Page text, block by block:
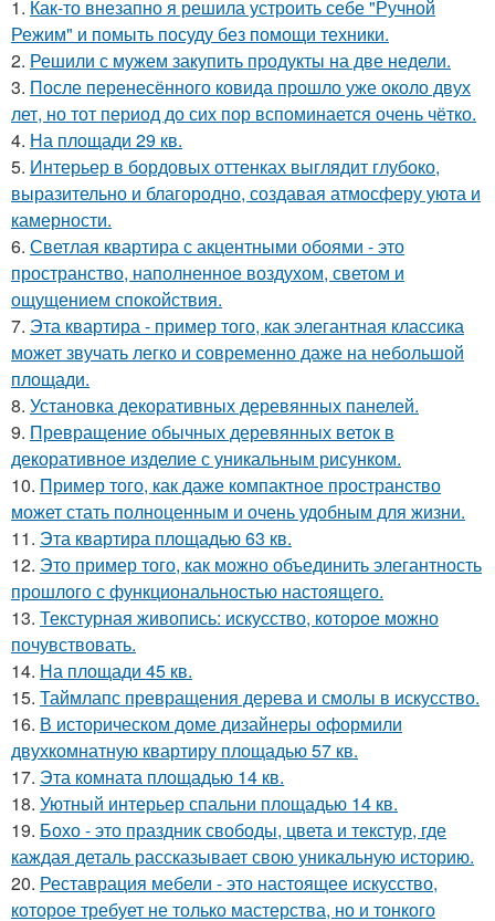
1. Как-то внезапно я решила устроить себе "Ручной
Режим" и помыть посуду без помощи техники.
2. Решили с мужем закупить продукты на две недели.
3. После перенесённого ковида прошло уже около двух
лет, но тот период до сих пор вспоминается очень чётко.
4. На площади 29 кв.
5. Интерьер в бордовых оттенках выглядит глубоко,
выразительно и благородно, создавая атмосферу уюта и
камерности.
6. Светлая квартира с акцентными обоями - это
пространство, наполненное воздухом, светом и
ощущением спокойствия.
7. Эта квартира - пример того, как элегантная классика
может звучать легко и современно даже на небольшой
площади.
8. Установка декоративных деревянных панелей.
9. Превращение обычных деревянных веток в
декоративное изделие с уникальным рисунком.
10. Пример того, как даже компактное пространство
может стать полноценным и очень удобным для жизни.
11. Эта квартира площадью 63 кв.
12. Это пример того, как можно объединить элегантность
прошлого с функциональностью настоящего.
13. Текстурная живопись: искусство, которое можно
почувствовать.
14. На площади 45 кв.
15. Таймлапс превращения дерева и смолы в искусство.
16. В историческом доме дизайнеры оформили
двухкомнатную квартиру площадью 57 кв.
17. Эта комната площадью 14 кв.
18. Уютный интерьер спальни площадью 14 кв.
19. Бохо - это праздник свободы, цвета и текстур, где
каждая деталь рассказывает свою уникальную историю.
20. Реставрация мебели - это настоящее искусство,
которое требует не только мастерства, но и тонкого